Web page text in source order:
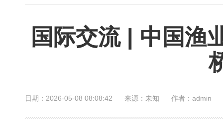
国际交流 | 中国渔
日期：2026-05-08 08:08:42 来源：未知 作者：admin